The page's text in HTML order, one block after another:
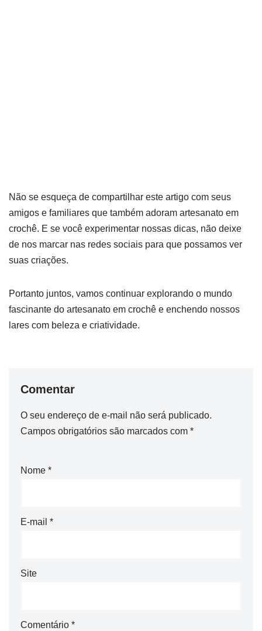
Não se esqueça de compartilhar este artigo com seus
amigos e familiares que também adoram artesanato em
crochê. E se você experimentar nossas dicas, não deixe
de nos marcar nas redes sociais para que possamos ver
suas criações.
Portanto juntos, vamos continuar explorando o mundo
fascinante do artesanato em crochê e enchendo nossos
lares com beleza e criatividade.
Comentar
O seu endereço de e-mail não será publicado.
Campos obrigatórios são marcados com *
Nome *
E-mail *
Site
Comentário *